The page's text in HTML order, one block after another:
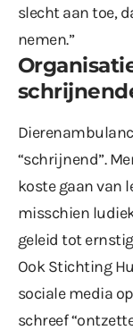
slecht aan toe,
nemen.”
“schrijnend”.
koste gaan van
misschien
geleid tot
Ook Stichting
sociale media
schreef